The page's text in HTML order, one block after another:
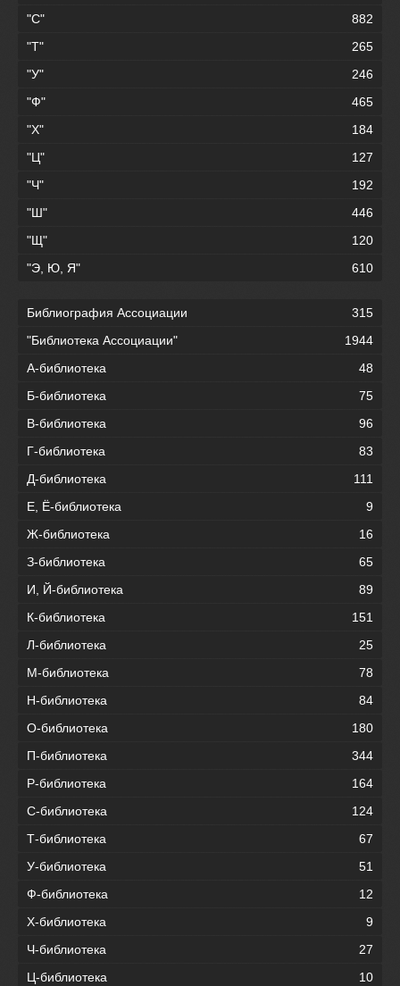
"С"
882
"Т"
265
"У"
246
"Ф"
465
"Х"
184
"Ц"
127
"Ч"
192
"Ш"
446
"Щ"
120
"Э, Ю, Я"
610
Библиография Ассоциации
315
"Библиотека Ассоциации"
1944
А-библиотека
48
Б-библиотека
75
В-библиотека
96
Г-библиотека
83
Д-библиотека
111
Е, Ё-библиотека
9
Ж-библиотека
16
З-библиотека
65
И, Й-библиотека
89
К-библиотека
151
Л-библиотека
25
М-библиотека
78
Н-библиотека
84
О-библиотека
180
П-библиотека
344
Р-библиотека
164
С-библиотека
124
Т-библиотека
67
У-библиотека
51
Ф-библиотека
12
Х-библиотека
9
Ч-библиотека
27
Ц-библиотека
10